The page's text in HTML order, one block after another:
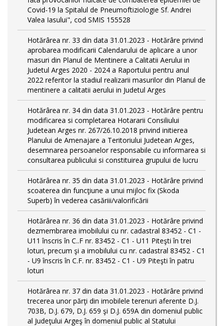
Covid-19 la Spitalul de Pneumoftiziologie Sf. Andrei
Valea Iasului", cod SMIS 155528
Hotărârea nr. 33 din data 31.01.2023 - Hotărâre privind
aprobarea modificarii Calendarului de aplicare a unor
masuri din Planul de Mentinere a Calitatii Aerului in
Judetul Arges 2020 - 2024 a Raportului pentru anul
2022 referitor la stadiul realizarii masurilor din Planul de
mentinere a calitatii aerului in Judetul Arges
Hotărârea nr. 34 din data 31.01.2023 - Hotărâre pentru
modificarea si completarea Hotararii Consiliului
Judetean Arges nr. 267/26.10.2018 privind initierea
Planului de Amenajare a Teritoriului Judetean Arges,
desemnarea persoanelor responsabile cu informarea si
consultarea publicului si constituirea grupului de lucru
Hotărârea nr. 35 din data 31.01.2023 - Hotărâre privind
scoaterea din funcţiune a unui mijloc fix (Skoda
Superb) în vederea casăriii/valorificării
Hotărârea nr. 36 din data 31.01.2023 - Hotărâre privind
dezmembrarea imobilului cu nr. cadastral 83452 - C1 -
U11 înscris în C..F nr. 83452 - C1 - U11 Piteşti în trei
loturi, precum şi a imobilului cu nr. cadastral 83452 - C1
- U9 înscris în C.F. nr. 83452 - C1 - U9 Piteşti în patru
loturi
Hotărârea nr. 37 din data 31.01.2023 - Hotărâre privind
trecerea unor părţi din imobilele terenuri aferente D.J.
703B, D.J. 679, D.J. 659 şi D.J. 659A din domeniul public
al Judeţului Argeş în domeniul public al Statului